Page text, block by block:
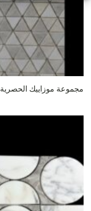
مجموعة موزاييك الحصرية EC-60